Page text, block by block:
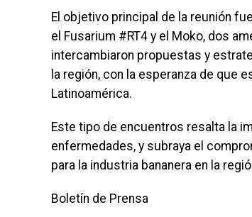
El objetivo principal de la reunión
el Fusarium #RT4 y el Moko, dos
intercambiaron propuestas y
la región, con la esperanza de que
Latinoamérica.
Este tipo de encuentros resalta la
enfermedades, y subraya el
para la industria bananera en la
Boletín de Prensa